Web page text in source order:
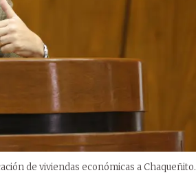
de viviendas económicas a Chaqueñito.